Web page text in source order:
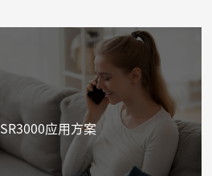
SR3000应用方案